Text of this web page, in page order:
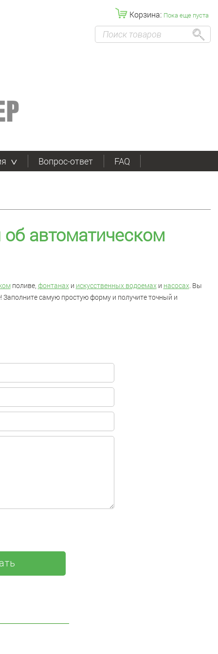
Корзина: Пока еще пуста
Вопрос-ответ FAQ
автоматическом
поливе, фонтанахи искусственных водоемахи насосах. Вы
самую простую форму и получите точный и